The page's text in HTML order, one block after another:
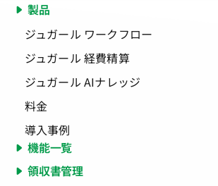
製品
ジュガール ワークフロー
ジュガール 経費精算
ジュガール AIナレッジ
料金
導入事例
機能一覧
領収書管理